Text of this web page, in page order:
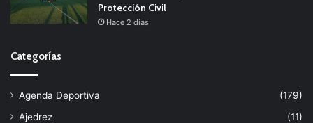
Protección Civil
Hace 2 días
Categorías
Agenda Deportiva
(179)
Ajedrez
(11)